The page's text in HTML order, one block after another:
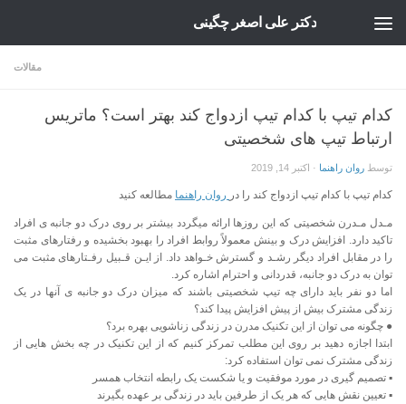
دکتر علی اصغر چگینی
مقالات
کدام تیپ با کدام تیپ ازدواج کند بهتر است؟ ماتریس
ارتباط تیپ های شخصیتی
توسط روان راهنما · اکتبر 14, 2019
کدام تیپ با کدام تیپ ازدواج کند را در روان راهنما مطالعه کنید
مـدل مـدرن شخصیتی که این روزها ارائه میگردد بیشتر بر روی درک دو جانبه ی افراد
تاکید دارد. افزایش درک و بینش معمولاً روابط افراد را بهبود بخشیده و رفتارهای مثبت
را در مقابل افراد دیگر رشـد و گسترش خـواهد داد. از ایـن قـبیل رفـتارهای مثبت می
توان به درک دو جانبه، قدردانی و احترام اشاره کرد.
اما دو نفر باید دارای چه تیپ شخصیتی باشند که میزان درک دو جانبه ی آنها در یک
زندگی مشترک بیش از پیش افزایش پیدا کند؟
● چگونه می توان از این تکنیک مدرن در زندگی زناشویی بهره برد؟
ابتدا اجازه دهید بر روی این مطلب تمرکز کنیم که از این تکنیک در چه بخش هایی از
زندگی مشترک نمی توان استفاده کرد:
▪ تصمیم گیری در مورد موفقیت و یا شکست یک رابطه انتخاب همسر
▪ تعیین نقش هایی که هر یک از طرفین باید در زندگی بر عهده بگیرند